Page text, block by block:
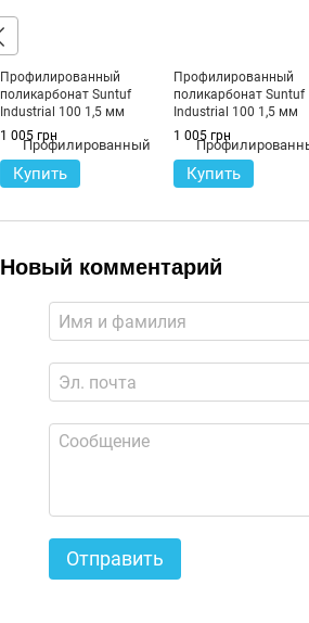
Профилированный
поликарбонат Suntuf
Industrial 100 1,5 мм
Прозрачный 1063x3000 мм
1 005 грн
Купить
Профилированный
поликарбонат Suntuf
Industrial 100 1,5 мм
Прозрачный
1 005 грн
Купить
Новый комментарий
Отправить